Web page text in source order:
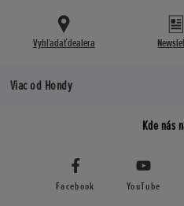
Vyhľadať dealera
Viac od Hondy
Kde nás
Facebook YouTube